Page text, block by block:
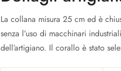
La collana misura 25 cm ed è
senza l’uso di macchinari
dell’artigiano. Il corallo è stato